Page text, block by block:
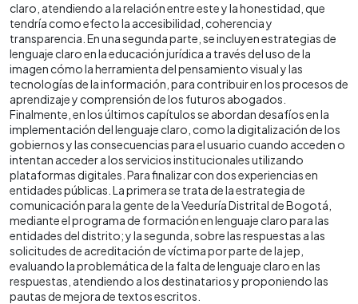
claro, atendiendo a la relación entre este y la honestidad, que
tendría como efecto la accesibilidad, coherencia y
transparencia. En una segunda parte, se incluyen estrategias de
lenguaje claro en la educación jurídica a través del uso de la
imagen cómo la herramienta del pensamiento visual y las
tecnologías de la información, para contribuir en los procesos de
aprendizaje y comprensión de los futuros abogados.
Finalmente, en los últimos capítulos se abordan desafíos en la
implementación del lenguaje claro, como la digitalización de los
gobiernos y las consecuencias para el usuario cuando acceden o
intentan acceder a los servicios institucionales utilizando
plataformas digitales. Para finalizar con dos experiencias en
entidades públicas. La primera se trata de la estrategia de
comunicación para la gente de la Veeduría Distrital de Bogotá,
mediante el programa de formación en lenguaje claro para las
entidades del distrito; y la segunda, sobre las respuestas a las
solicitudes de acreditación de víctima por parte de la jep,
evaluando la problemática de la falta de lenguaje claro en las
respuestas, atendiendo a los destinatarios y proponiendo las
pautas de mejora de textos escritos.